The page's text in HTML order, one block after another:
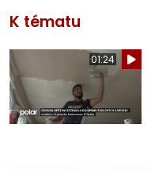
K tématu
01:24